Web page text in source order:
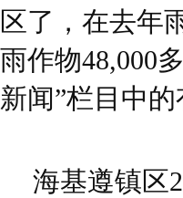
区了，在去年
雨作物48,000
新闻”栏目中的
海基遵镇区